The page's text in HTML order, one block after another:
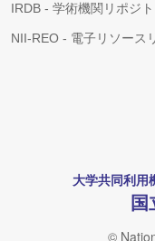
IRDB - 学術機関リポジ
NII-REO - 電子リソース
大学共同利用
国
©